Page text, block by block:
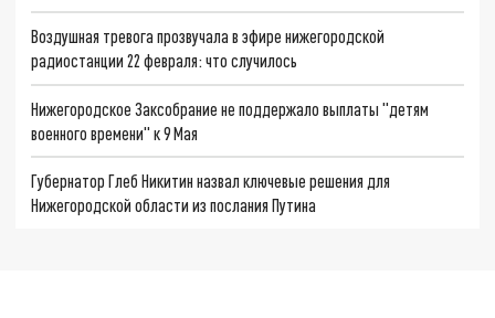
Воздушная тревога прозвучала в эфире нижегородской
радиостанции 22 февраля: что случилось
Нижегородское Заксобрание не поддержало выплаты "детям
военного времени" к 9 Мая
Губернатор Глеб Никитин назвал ключевые решения для
Нижегородской области из послания Путина